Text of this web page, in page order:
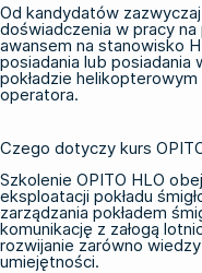
Od kandydatów
doświadczenia w pracy
awansem na stanowisko
posiadania lub posiadania
pokładzie
operatora.
Czego dotyczy kurs
Szkolenie OPITO HLO
eksploatacji pokładu
zarządzania pokładem
komunikację z załogą
rozwijanie zarówno
umiejętności.